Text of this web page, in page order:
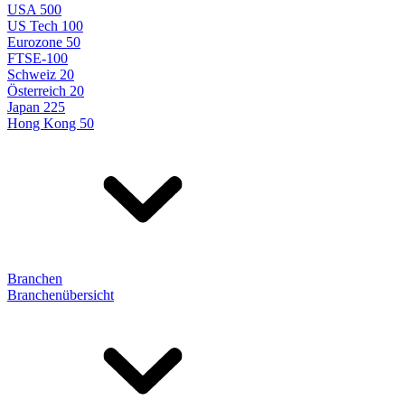
USA 500
US Tech 100
Eurozone 50
FTSE-100
Schweiz 20
Österreich 20
Japan 225
Hong Kong 50
Branchen
Branchenübersicht